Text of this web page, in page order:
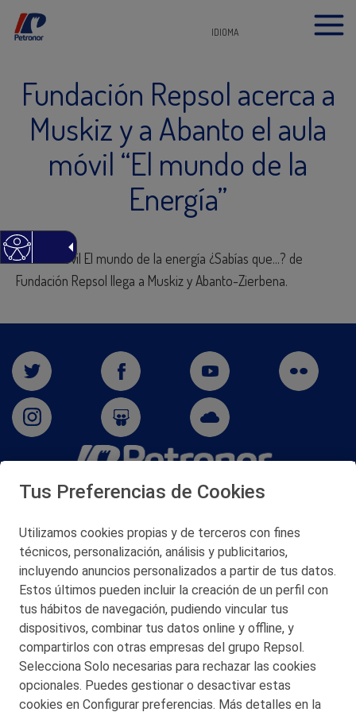
IDIOMA
Fundación Repsol acerca a
Muskiz y a Abanto el aula
móvil “El mundo de la
Energía”
El aula móvil El mundo de la energía ¿Sabías que…? de
Fundación Repsol llega a Muskiz y Abanto-Zierbena.
San Martín 5-Edificio Muñatones,
© 2026 Petronor S.A.
CONTACTO
MAPA WEB
POLITICA DE PRIVACIDAD
Tus Preferencias de Cookies
Utilizamos cookies propias y de terceros con fines
técnicos, personalización, análisis y publicitarios,
incluyendo anuncios personalizados a partir de tus datos.
Estos últimos pueden incluir la creación de un perfil con
tus hábitos de navegación, pudiendo vincular tus
dispositivos, combinar tus datos online y offline, y
compartirlos con otras empresas del grupo Repsol.
Selecciona Solo necesarias para rechazar las cookies
opcionales. Puedes gestionar o desactivar estas
cookies en Configurar preferencias. Más detalles en la